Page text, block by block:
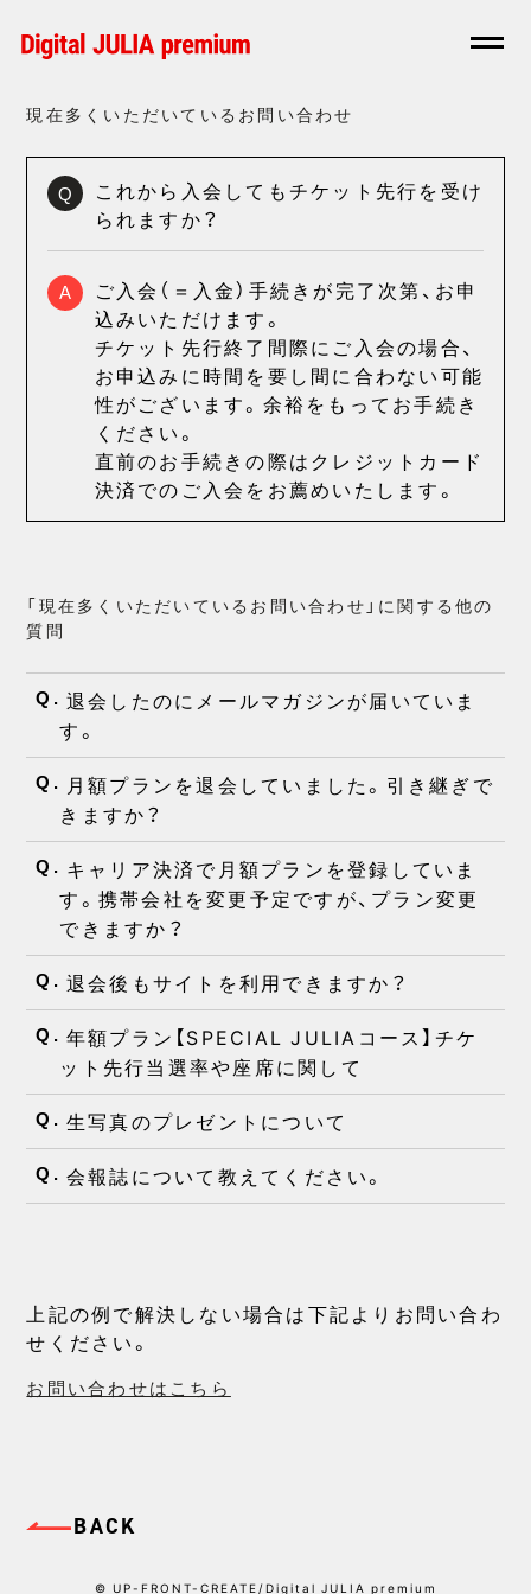
現在多くいただいているお問い合わせ
Q
これから入会してもチケット先行を受け
られますか？
A
ご入会（＝入金）手続きが完了次第、お申
込みいただけます。
チケット先行終了間際にご入会の場合、
お申込みに時間を要し間に合わない可能
性がございます。余裕をもってお手続き
ください。
直前のお手続きの際はクレジットカード
決済でのご入会をお薦めいたします。
「現在多くいただいているお問い合わせ」に関する他の
質問
Q. 退会したのにメールマガジンが届いていま
す。
Q. 月額プランを退会していました。引き継ぎで
きますか？
Q. キャリア決済で月額プランを登録していま
す。携帯会社を変更予定ですが、プラン変更
できますか？
Q. 退会後もサイトを利用できますか？
Q. 年額プラン【SPECIAL JULIAコース】チケ
ット先行当選率や座席に関して
Q. 生写真のプレゼントについて
Q. 会報誌について教えてください。
上記の例で解決しない場合は下記よりお問い合わ
せください。
お問い合わせはこちら
© UP-FRONT-CREATE/Digital JULIA premium